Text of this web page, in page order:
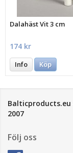
Dalahäst Vit 3 cm
174 kr
Info Köp
Balticproducts.eu
2007
Följ oss